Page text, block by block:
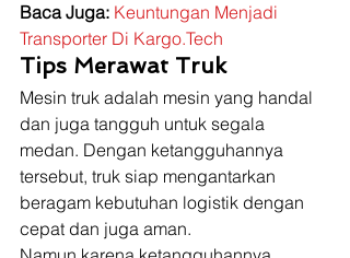
Baca Juga: Keuntungan Menjadi
Transporter Di Kargo.Tech
Tips Merawat Truk
Mesin truk adalah mesin yang handal
dan juga tangguh untuk segala
medan. Dengan ketangguhannya
tersebut, truk siap mengantarkan
beragam kebutuhan logistik dengan
cepat dan juga aman.